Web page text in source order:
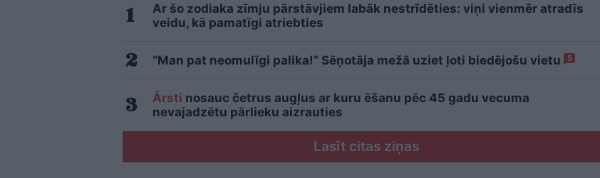
Ar šo zodiaka zīmju pārstāvjiem labāk nestrīdēties: viņi vienmēr atradīs
veidu, kā pamatīgi atriebties
“Man pat neomulīgi palika!” Sēņotāja mežā uziet ļoti biedējošu vietu 5
Ārsti nosauc četrus augļus ar kuru ēšanu pēc 45 gadu vecuma
nevajadzētu pārlieku aizrauties
Lasīt citas ziņas